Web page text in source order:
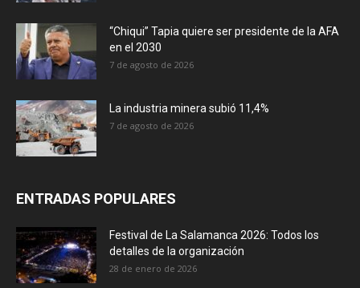
“Chiqui” Tapia quiere ser presidente de la AFA
en el 2030
7 de agosto de 2026
La industria minera subió 11,4%
7 de agosto de 2026
ENTRADAS POPULARES
Festival de La Salamanca 2026: Todos los
detalles de la organización
28 de enero de 2026